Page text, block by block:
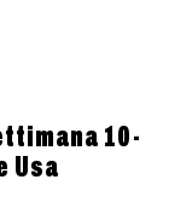
10-
Usa